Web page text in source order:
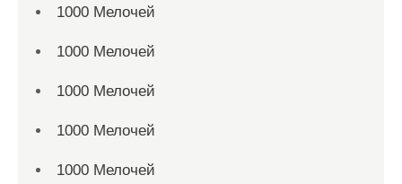
1000 Мелочей
1000 Мелочей
1000 Мелочей
1000 Мелочей
1000 Мелочей